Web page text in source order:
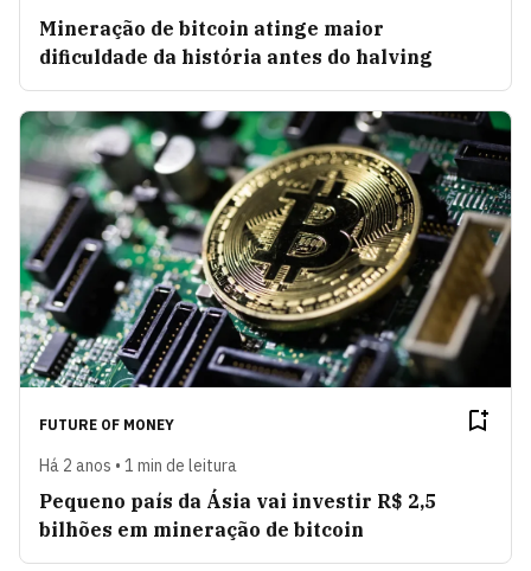
Mineração de bitcoin atinge maior
dificuldade da história antes do halving
FUTURE OF MONEY
Há 2 anos • 1 min de leitura
Pequeno país da Ásia vai investir R$ 2,5
bilhões em mineração de bitcoin